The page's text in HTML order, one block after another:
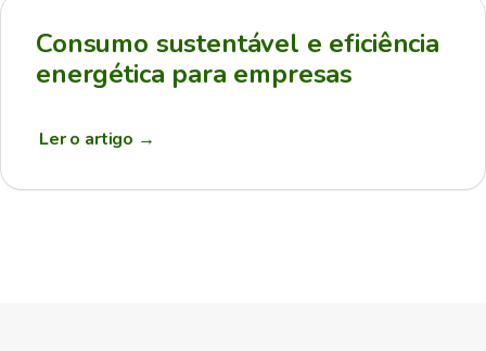
Consumo sustentável e eficiência
energética para empresas
Ler o artigo →